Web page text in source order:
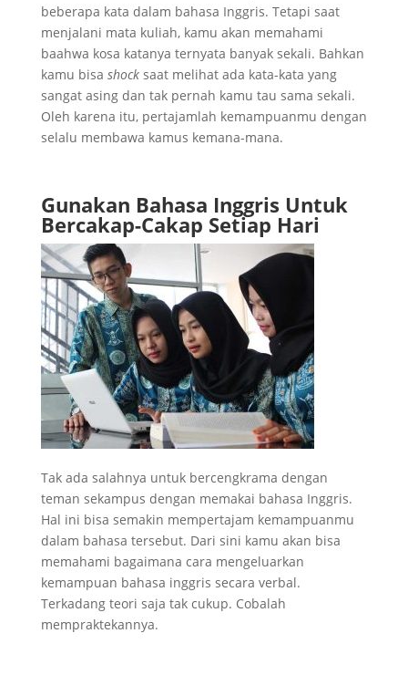
beberapa kata dalam bahasa Inggris. Tetapi saat
menjalani mata kuliah, kamu akan memahami
baahwa kosa katanya ternyata banyak sekali. Bahkan
kamu bisa shocksaat melihat ada kata-kata yang
sangat asing dan tak pernah kamu tau sama sekali.
Oleh karena itu, pertajamlah kemampuanmu dengan
selalu membawa kamus kemana-mana.
Gunakan Bahasa Inggris Untuk
Bercakap-Cakap Setiap Hari
Tak ada salahnya untuk bercengkrama dengan
teman sekampus dengan memakai bahasa Inggris.
Hal ini bisa semakin mempertajam kemampuanmu
dalam bahasa tersebut. Dari sini kamu akan bisa
memahami bagaimana cara mengeluarkan
kemampuan bahasa inggris secara verbal.
Terkadang teori saja tak cukup. Cobalah
mempraktekannya.